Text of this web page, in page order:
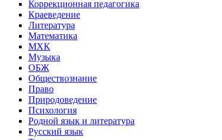
Коррекционная педагогика
Краеведение
Литература
Математика
МХК
Музыка
ОБЖ
Обществознание
Право
Природоведение
Психология
Родной язык и литература
Русский язык